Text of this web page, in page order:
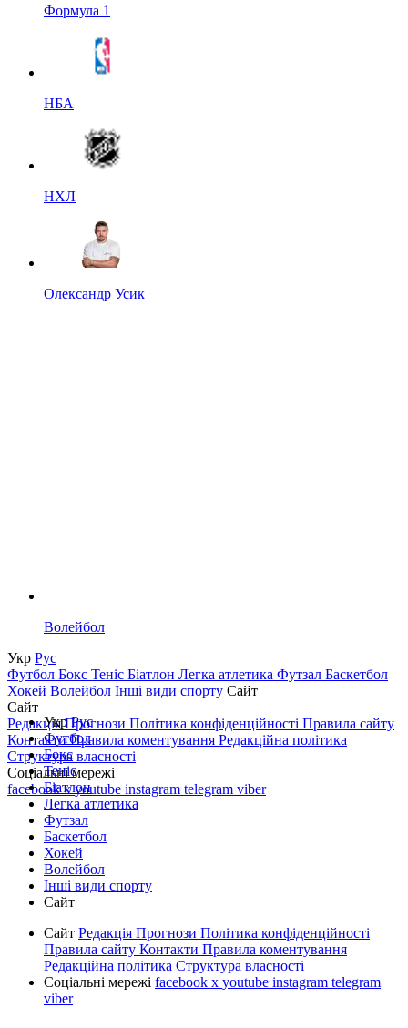
Формула 1
НБА
НХЛ
Олександр Усик
Волейбол
Укр Рус
Футбол Бокс Теніс Біатлон Легка атлетика Футзал Баскетбол
Хокей Волейбол Інші види спорту Сайт
Сайт
РедакціяПрогнози Політика конфіденційності Правила сайту
КонтактиПравила коментування Редакційна політика
Структура власності
Соціальні мережі
facebookxyoutube instagram telegram viber
УкрРус
Футбол
Бокс
Теніс
Біатлон
Легка атлетика
Футзал
Баскетбол
Хокей
Волейбол
Інші види спорту
Сайт
Сайт Редакція Прогнози Політика конфіденційності
Правила сайту Контакти Правила коментування
Редакційна політика Структура власності
Соціальні мережі facebook x youtube instagram telegram
viber